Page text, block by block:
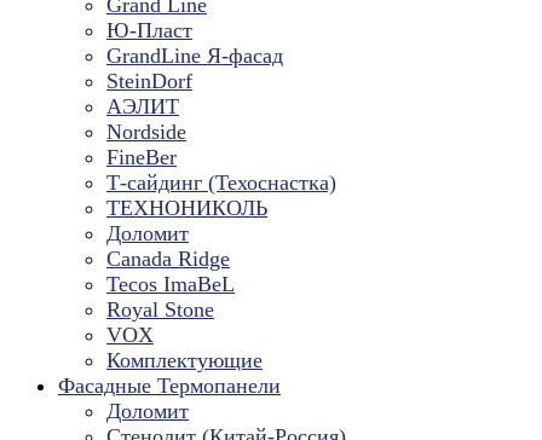
Grand Line
Ю-Пласт
GrandLine Я-фасад
SteinDorf
АЭЛИТ
Nordside
FineBer
Т-сайдинг (Техоснастка)
ТЕХНОНИКОЛЬ
Доломит
Canada Ridge
Tecos ImaBeL
Royal Stone
VOX
Комплектующие
Фасадные Термопанели
Доломит